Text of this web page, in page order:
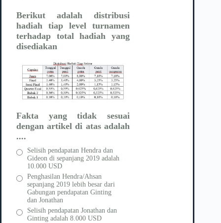
Berikut adalah distribusi
hadiah tiap level turnamen
terhadap total hadiah yang
disediakan
Fakta yang tidak sesuai
dengan artikel di atas adalah
....
Selisih pendapatan Hendra dan
Gideon di sepanjang 2019 adalah
10.000 USD
Penghasilan Hendra/Ahsan
sepanjang 2019 lebih besar dari
Gabungan pendapatan Ginting
dan Jonathan
Selisih pendapatan Jonathan dan
Ginting adalah 8.000 USD